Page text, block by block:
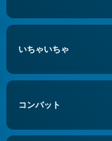
いちゃいちゃ
コンバット